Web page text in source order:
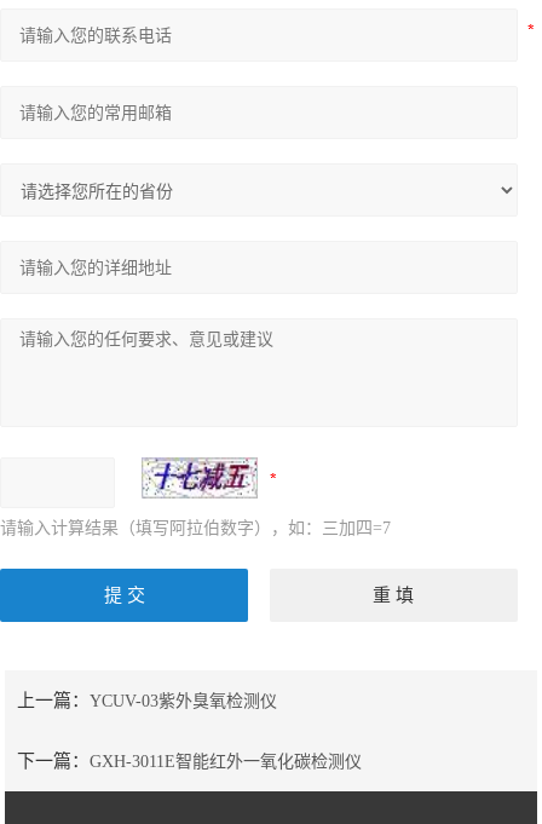
请输入计算结果（填写阿拉伯数字），如：三加四=7
上一篇：YCUV-03紫外臭氧检测仪
下一篇：GXH-3011E智能红外一氧化碳检测仪